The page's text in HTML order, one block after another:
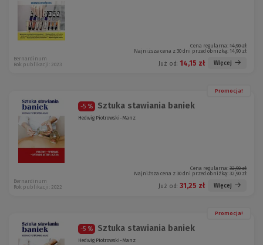
Cena regularna: 14,90 zł
Najniższa cena z 30 dni przed obniżką: 14,90 zł
Już od: 14,15 zł Więcej
Bernardinum
Rok publikacji: 2023
Promocja!
-5 % Sztuka stawiania baniek
Hedwig Piotrowski-Manz
Cena regularna: 32,90 zł
Najniższa cena z 30 dni przed obniżką: 32,90 zł
Już od: 31,25 zł Więcej
Bernardinum
Rok publikacji: 2022
Promocja!
-5 % Sztuka stawiania baniek
Hedwig Piotrowski-Manz